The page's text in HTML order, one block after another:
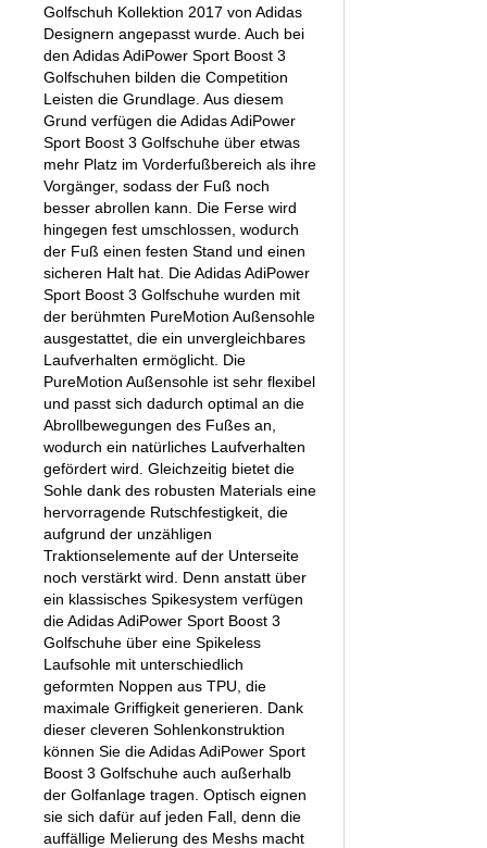
Golfschuh Kollektion 2017 von Adidas
Designern angepasst wurde. Auch bei
den Adidas AdiPower Sport Boost 3
Golfschuhen bilden die Competition
Leisten die Grundlage. Aus diesem
Grund verfügen die Adidas AdiPower
Sport Boost 3 Golfschuhe über etwas
mehr Platz im Vorderfußbereich als ihre
Vorgänger, sodass der Fuß noch
besser abrollen kann. Die Ferse wird
hingegen fest umschlossen, wodurch
der Fuß einen festen Stand und einen
sicheren Halt hat. Die Adidas AdiPower
Sport Boost 3 Golfschuhe wurden mit
der berühmten PureMotion Außensohle
ausgestattet, die ein unvergleichbares
Laufverhalten ermöglicht. Die
PureMotion Außensohle ist sehr flexibel
und passt sich dadurch optimal an die
Abrollbewegungen des Fußes an,
wodurch ein natürliches Laufverhalten
gefördert wird. Gleichzeitig bietet die
Sohle dank des robusten Materials eine
hervorragende Rutschfestigkeit, die
aufgrund der unzähligen
Traktionselemente auf der Unterseite
noch verstärkt wird. Denn anstatt über
ein klassisches Spikesystem verfügen
die Adidas AdiPower Sport Boost 3
Golfschuhe über eine Spikeless
Laufsohle mit unterschiedlich
geformten Noppen aus TPU, die
maximale Griffigkeit generieren. Dank
dieser cleveren Sohlenkonstruktion
können Sie die Adidas AdiPower Sport
Boost 3 Golfschuhe auch außerhalb
der Golfanlage tragen. Optisch eignen
sie sich dafür auf jeden Fall, denn die
auffällige Melierung des Meshs macht